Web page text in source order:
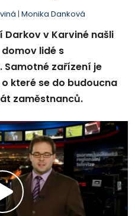
| Monika Danková
Darkov v Karviné našli
lidé s
Samotné zařízení je
které se do budoucna
zaměstnanců.
Přehrát